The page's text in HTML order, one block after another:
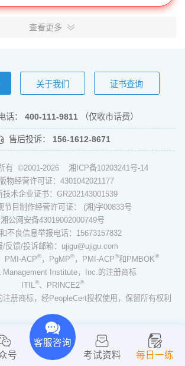
查看更多
关于我们 证书查询
话： 400-111-9811 （仅收市话费）
售后投诉： 156-1612-8671
有 ©2001-2026 湘ICP备10203241号-14
物经营许可证：4301042021177
技术企业证书：GR202143001539
节目制作经营许可证： (湘)字00833号
湘公网安备43019002000749号
不良信息举报电话：15673157832
/反馈/投诉邮箱：ujigu@ujigu.com
PMI-ACP®，PgMP®，PMI-ACP®和PMBOK®
Management Institute，Inc.的注册商标
ITIL
®、PRINCE2®
注册商标，经PeopleCert授权使用，保留所有权利
号
客服咨询
考试资料
每日一练